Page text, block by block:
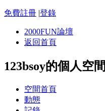
免費註冊 |登錄
2000FUN論壇
返回首頁
123bsoy的個人空間
空間首頁
動態